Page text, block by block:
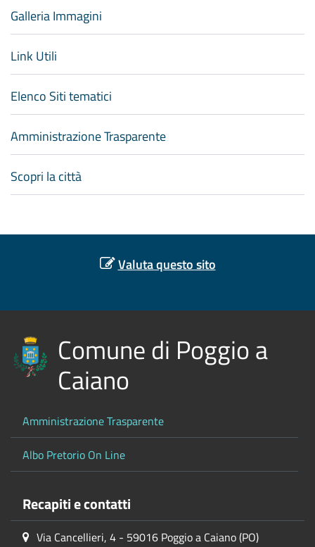
Galleria Immagini
Link Utili
Elenco Siti tematici
Amministrazione Trasparente
Scopri la città
Valuta questo sito
Comune di Poggio a
Caiano
Amministrazione Trasparente
Albo Pretorio On Line
Recapiti e contatti
Via Cancellieri, 4 - 59016 Poggio a Caiano (PO)